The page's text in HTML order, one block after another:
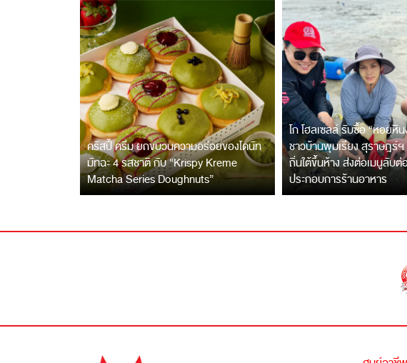
คริสปี้ ครีม ยกขบวนความอร่อยของโดนัท
มัทฉะ 4 รสชาติ กับ “Krispy Kreme
Matcha Series Doughnuts”
โก โฮลเซลล์ รับซื้อ “หอยหิ
ชาวบ้านพุมเรียง สุราษฎร์
ถิ่นใต้ขึ้นห้าง ส่งต่อเมนูลับต่
ประกอบการร้านอาหาร